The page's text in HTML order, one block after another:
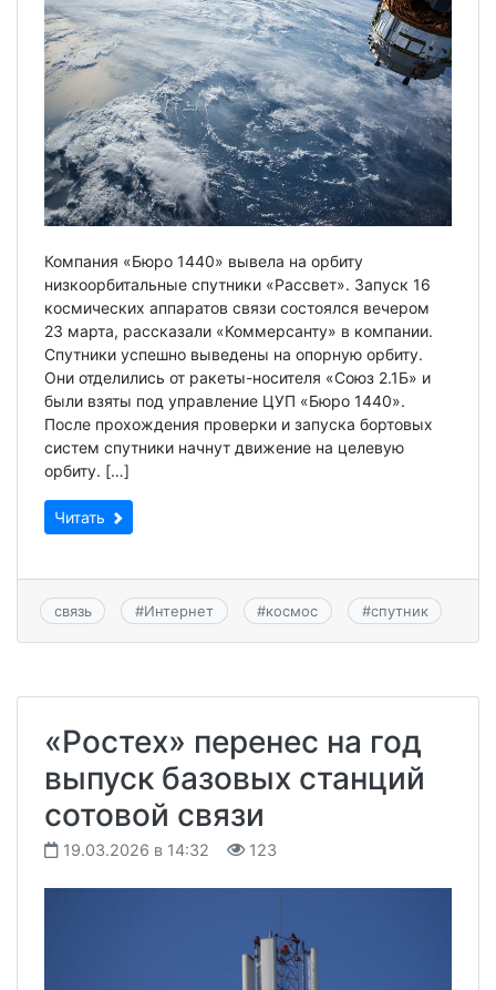
Компания «Бюро 1440» вывела на орбиту
низкоорбитальные спутники «Рассвет». Запуск 16
космических аппаратов связи состоялся вечером
23 марта, рассказали «Коммерсанту» в компании.
Спутники успешно выведены на опорную орбиту.
Они отделились от ракеты-носителя «Союз 2.1Б» и
были взяты под управление ЦУП «Бюро 1440».
После прохождения проверки и запуска бортовых
систем спутники начнут движение на целевую
орбиту. […]
Читать
связь #Интернет #космос #спутник
«Ростех» перенес на год
выпуск базовых станций
сотовой связи
19.03.2026 в 14:32 123